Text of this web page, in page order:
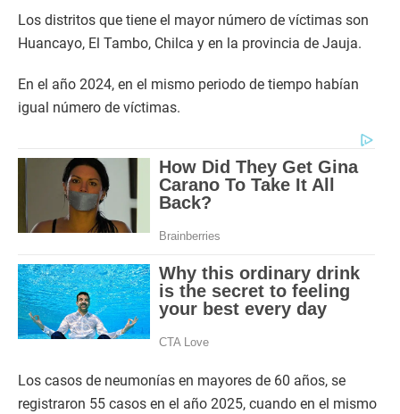
Los distritos que tiene el mayor número de víctimas son
Huancayo, El Tambo, Chilca y en la provincia de Jauja.
En el año 2024, en el mismo periodo de tiempo habían
igual número de víctimas.
Los casos de neumonías en mayores de 60 años, se
registraron 55 casos en el año 2025, cuando en el mismo